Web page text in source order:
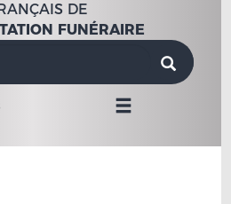
DE
FUNÉRAIRE
Navigation